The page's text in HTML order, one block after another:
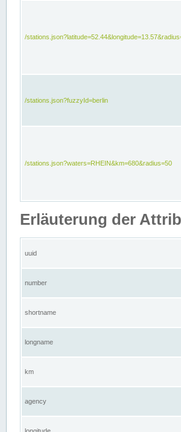
/
/stations.json?fuzzyId=berlin
/stations.json?waters=RHEIN&km=680&radius=50
Erläuterung der
uuid
number
shortname
longname
km
agency